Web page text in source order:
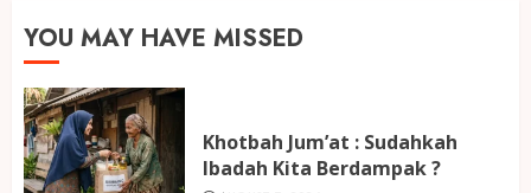
YOU MAY HAVE MISSED
Khotbah Jum’at : Sudahkah
Ibadah Kita Berdampak ?